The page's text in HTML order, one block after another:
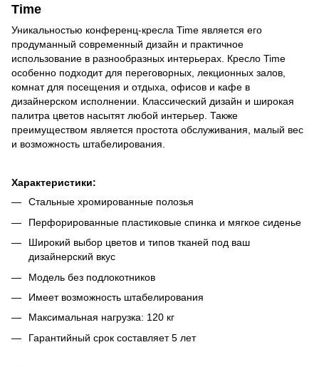
Time
Уникальностью конференц-кресла Time является его
продуманный современный дизайн и практичное
использование в разнообразных интерьерах. Кресло Time
особенно подходит для переговорных, лекционных залов,
комнат для посещения и отдыха, офисов и кафе в
дизайнерском исполнении. Классический дизайн и широкая
палитра цветов насытят любой интерьер. Также
преимуществом является простота обслуживания, малый вес
и возможность штабелирования.
Характеристики:
Стальные хромированные полозья
Перфорированные пластиковые спинка и мягкое сиденье
Широкий выбор цветов и типов тканей под ваш
дизайнерский вкус
Модель без подлокотников
Имеет возможность штабелирования
Максимальная нагрузка: 120 кг
Гарантийный срок составляет 5 лет